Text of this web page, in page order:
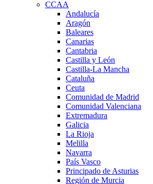
CCAA
Andalucía
Aragón
Baleares
Canarias
Cantabria
Castilla y León
Castilla-La Mancha
Cataluña
Ceuta
Comunidad de Madrid
Comunidad Valenciana
Extremadura
Galicia
La Rioja
Melilla
Navarra
País Vasco
Principado de Asturias
Región de Murcia